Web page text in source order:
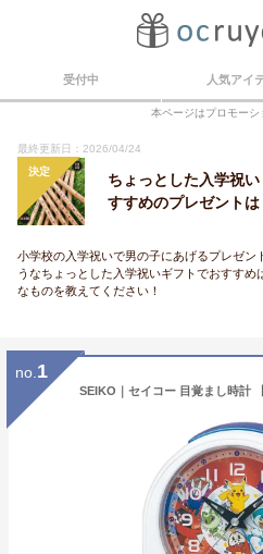
受付中 人気アイ
本ページはプロモーシ
最終更新日：2026/04/24
決定
ちょっとした入学祝
すすめのプレゼントは
小学校の入学祝いで男の子にあげるプレゼン
うなちょっとした入学祝いギフトでおすすめ
なものを教えてください！
no. 1